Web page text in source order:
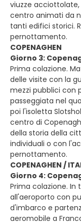
viuzze acciottolate,
centro animati da
tanti edifici storici.
pernottamento.
COPENAGHEN
Giorno 3:
Prima colazione.
delle visite con la
mezzi pubblici con
passeggiata nel
poi l'isoletta
centro di
della storia della
individuali o con
pernottamento.
COPENAGHEN /
Giorno 4:
Prima colazione.
all'aeroporto con
d'imbarco e
aeromobile a